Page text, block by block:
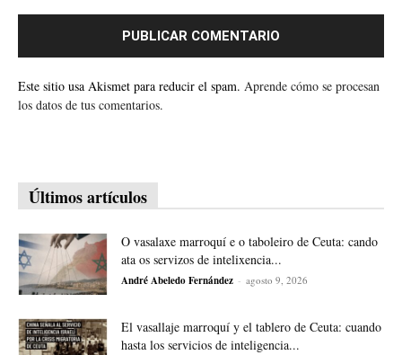
Este sitio usa Akismet para reducir el spam. Aprende cómo se procesan
los datos de tus comentarios.
Últimos artículos
O vasalaxe marroquí e o taboleiro de Ceuta: cando
ata os servizos de intelixencia...
André Abeledo Fernández - agosto 9, 2026
El vasallaje marroquí y el tablero de Ceuta: cuando
hasta los servicios de inteligencia...